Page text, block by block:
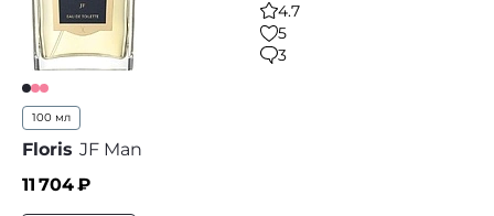
4.7
5
3
100 мл
Floris JF Man
11 704₽